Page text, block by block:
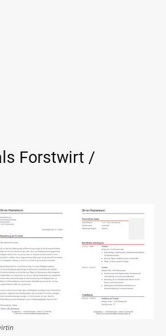
Forstwirt /